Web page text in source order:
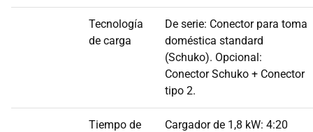
Tecnología
de carga
De serie: Conector para toma
doméstica standard
(Schuko). Opcional:
Conector Schuko + Conector
tipo 2.
Tiempo de
Cargador de 1,8 kW: 4:20